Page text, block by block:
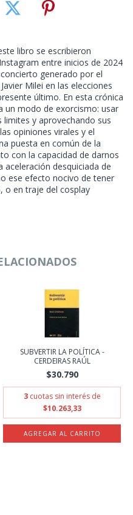
libro se escribieron
entre inicios de 2024
generado por el
Milei en las elecciones
último. En esta crónica
un modo de exorcismo: usar
limites y aprovechando sus
opiniones virales y el
puesta en común de la
con la capacidad de darnos
desquiciada de
ese efecto nocivo de tener
o en traje del cosplay
SUBVERTIR LA POLÍTICA -
CERDEIRAS RAÚL
$30.790
3 cuotas sin interés de
$10.263,33